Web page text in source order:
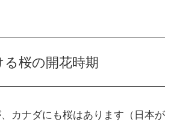
桜の開花時期
カナダにも桜はあります（日本が